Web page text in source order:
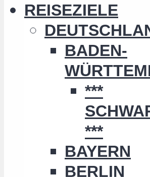
REISEZIELE
BADEN-
***
***
BAYERN
BERLIN